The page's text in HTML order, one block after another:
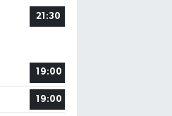
21:30
19:00
19:00